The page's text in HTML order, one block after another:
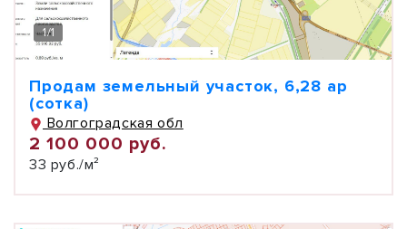
1/1
Продам земельный участок, 6,28 ар
(сотка)
Волгоградская обл
2 100 000 руб.
33 руб./м²